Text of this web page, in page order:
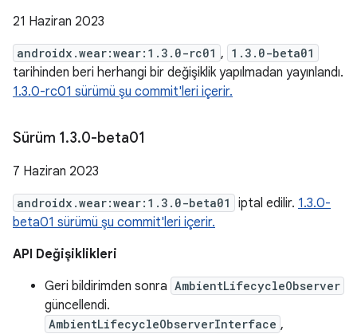
21 Haziran 2023
androidx.wear:wear:1.3.0-rc01 , 1.3.0-beta01
tarihinden beri herhangi bir değişiklik yapılmadan yayınlandı.
1.3.0-rc01 sürümü şu commit'leri içerir.
Sürüm 1.3.0-beta01
7 Haziran 2023
androidx.wear:wear:1.3.0-beta01 iptal edilir. 1.3.0-
beta01 sürümü şu commit'leri içerir.
API Değişiklikleri
Geri bildirimden sonra AmbientLifecycleObserver
güncellendi.
AmbientLifecycleObserverInterface ,